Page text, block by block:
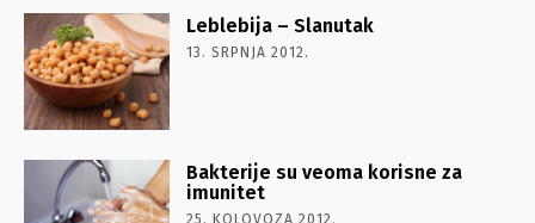
Leblebija – Slanutak
13. SRPNJA 2012.
Bakterije su veoma korisne za
imunitet
25. KOLOVOZA 2012.